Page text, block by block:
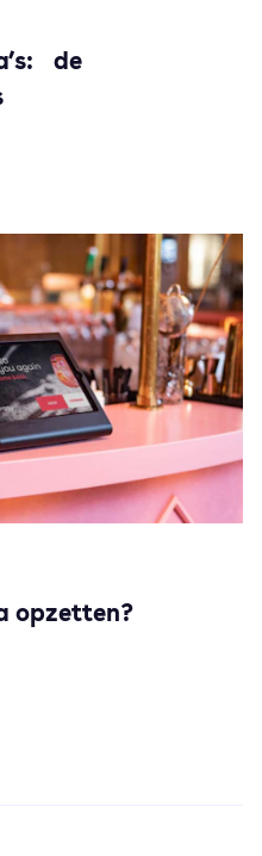
de
opzetten?